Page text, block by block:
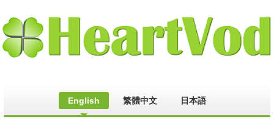
English 繁體中文 日本語